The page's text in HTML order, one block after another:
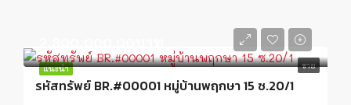
แนะนำ ขาย
รหัสทรัพย์ BR.#00001 หมู่บ้านพฤกษา 15 ซ.20/1